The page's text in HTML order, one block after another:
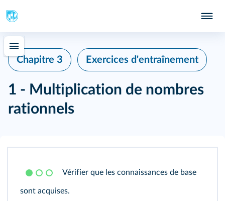
Chapitre 3 Exercices d'entraînement
1 - Multiplication de nombres
rationnels
Vérifier que les connaissances de base
sont acquises.